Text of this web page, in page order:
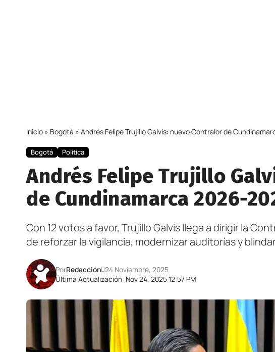
Inicio » Bogotá » Andrés Felipe Trujillo Galvis: nuevo Contralor de
Bogotá Política
Andrés Felipe Trujillo
de Cundinamarca 2026-
Con 12 votos a favor, Trujillo Galvis llega a dirigir la
de reforzar la vigilancia, modernizar auditorías y
Última Actualización: Nov 24, 2025 12:57 PM
PorRedacción 24 Noviembre, 2025